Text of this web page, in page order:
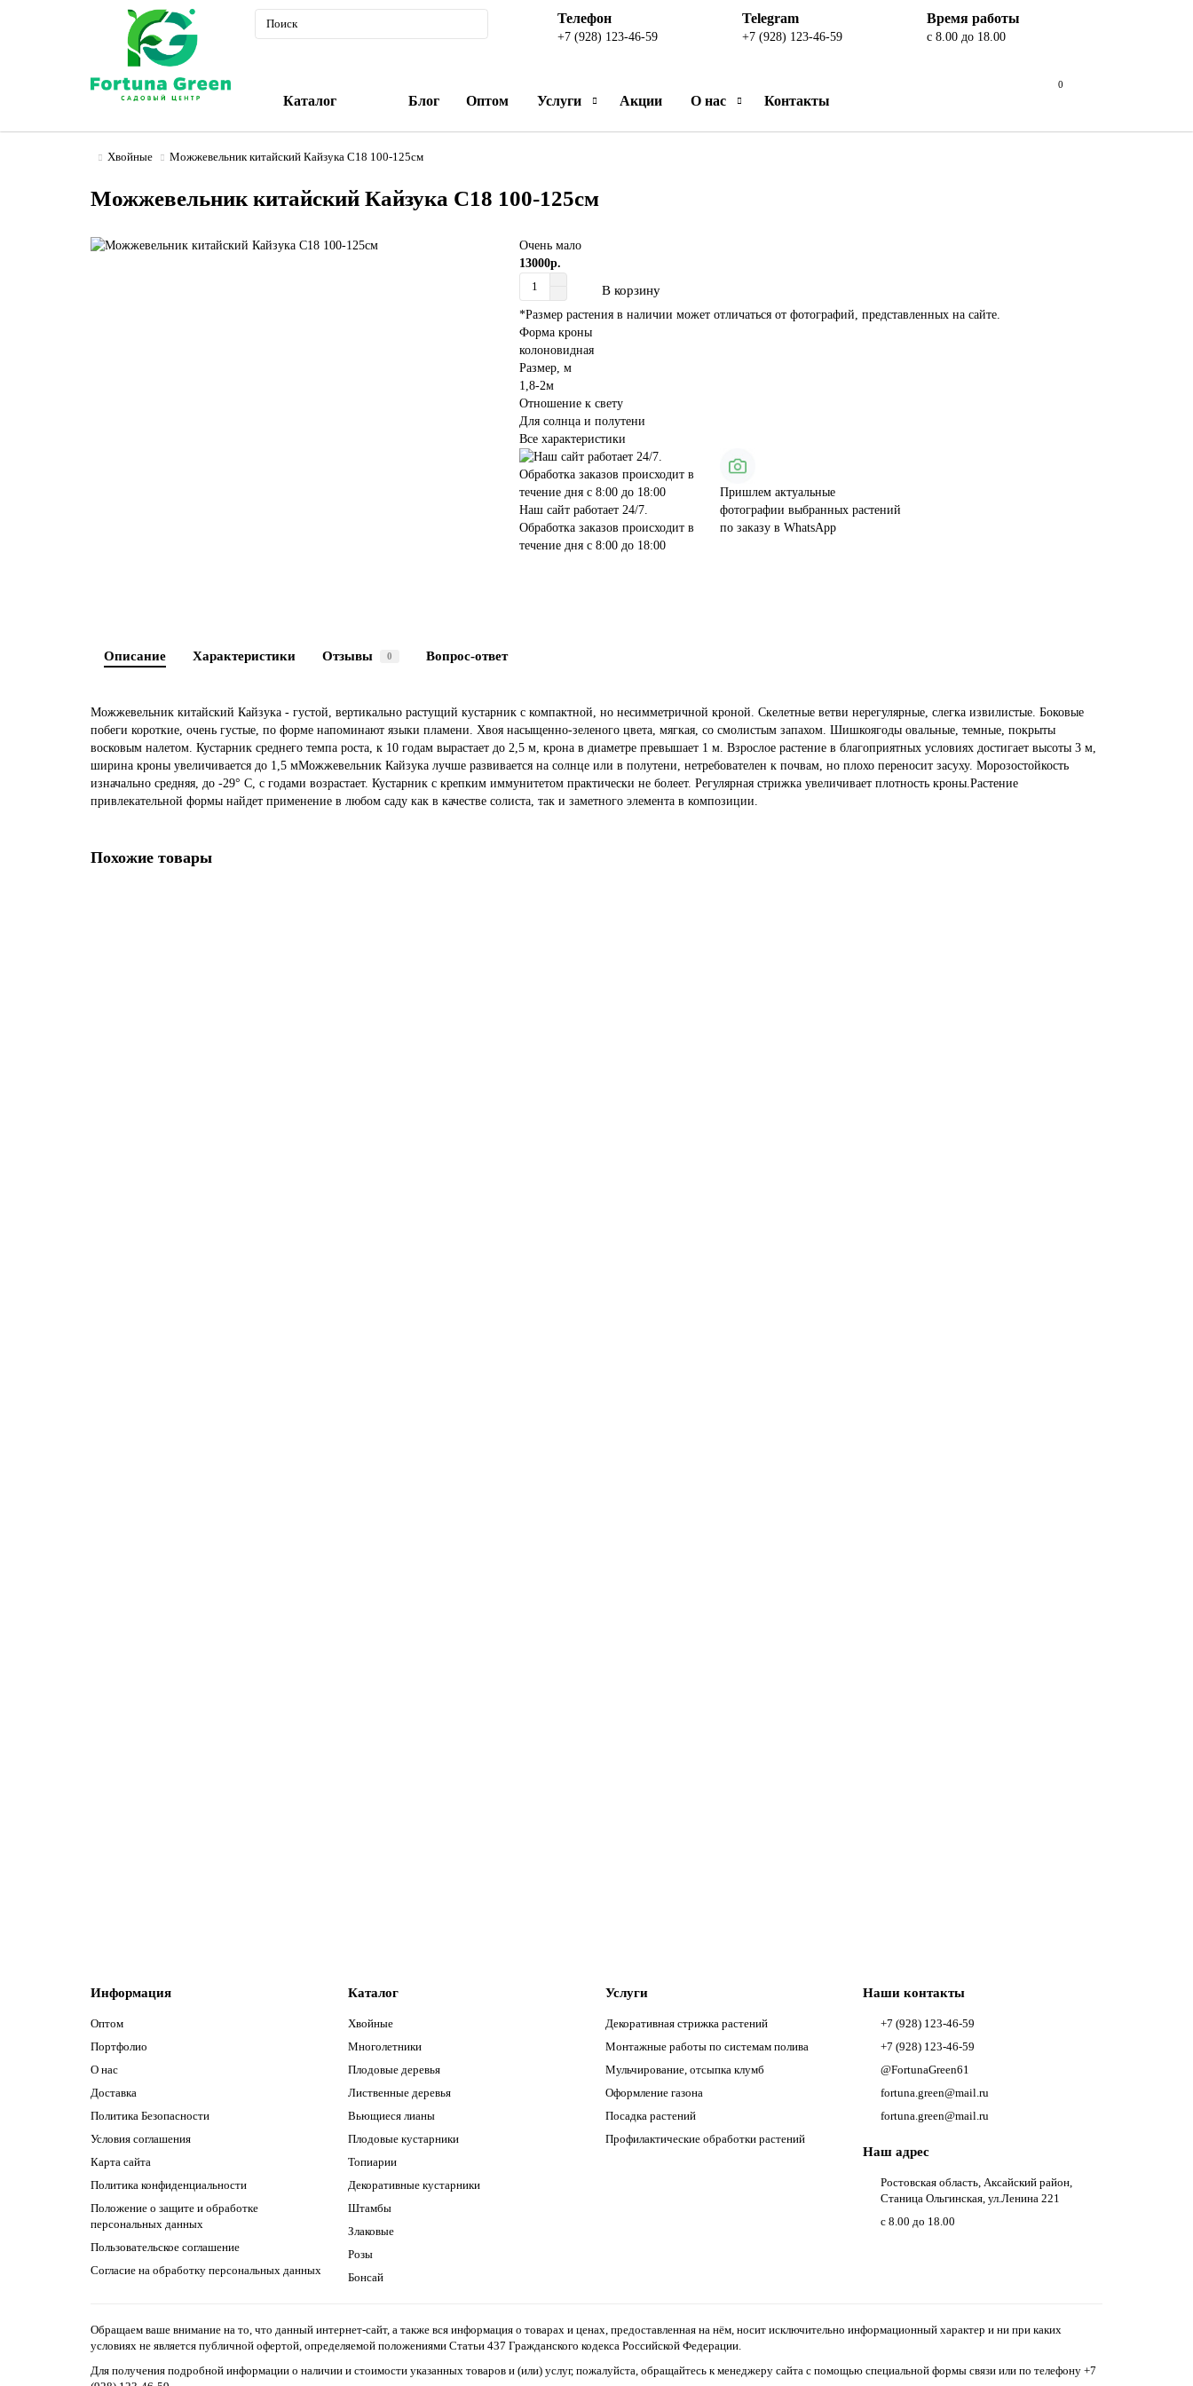
Телефон
+7 (928) 123-46-59
Telegram
+7 (928) 123-46-59
Время работы
с 8.00 до 18.00
Каталог Блог Оптом Услуги Акции О нас Контакты
0
Хвойные Можжевельник китайский Кайзука С18 100-125см
Можжевельник китайский Кайзука С18 100-125см
Очень мало
13000р.
В корзину
*Размер растения в наличии может отличаться от фотографий, представленных на сайте.
Форма кроны
колоновидная
Размер, м
1,8-2м
Отношение к свету
Для солнца и полутени
Все характеристики
Наш сайт работает 24/7.
Обработка заказов происходит в
течение дня с 8:00 до 18:00
Пришлем актуальные
фотографии выбранных растений
по заказу в WhatsApp
Описание Характеристики Отзывы 0 Вопрос-ответ
Можжевельник китайский Кайзука - густой, вертикально растущий кустарник с компактной, но несимметричной кроной. Скелетные ветви нерегулярные, слегка извилистые. Боковые
побеги короткие, очень густые, по форме напоминают языки пламени. Хвоя насыщенно-зеленого цвета, мягкая, со смолистым запахом. Шишкоягоды овальные, темные, покрыты
восковым налетом. Кустарник среднего темпа роста, к 10 годам вырастает до 2,5 м, крона в диаметре превышает 1 м. Взрослое растение в благоприятных условиях достигает высоты 3 м,
ширина кроны увеличивается до 1,5 мМожжевельник Кайзука лучше развивается на солнце или в полутени, нетребователен к почвам, но плохо переносит засуху. Морозостойкость
изначально средняя, до -29° С, с годами возрастает. Кустарник с крепким иммунитетом практически не болеет. Регулярная стрижка увеличивает плотность кроны.Растение
привлекательной формы найдет применение в любом саду как в качестве солиста, так и заметного элемента в композиции.
Похожие товары
Информация
Оптом
Портфолио
О нас
Доставка
Политика Безопасности
Условия соглашения
Карта сайта
Политика конфиденциальности
Положение о защите и обработке
персональных данных
Пользовательское соглашение
Согласие на обработку персональных данных
Каталог
Хвойные
Многолетники
Плодовые деревья
Лиственные деревья
Вьющиеся лианы
Плодовые кустарники
Топиарии
Декоративные кустарники
Штамбы
Злаковые
Розы
Бонсай
Услуги
Декоративная стрижка растений
Монтажные работы по системам полива
Мульчирование, отсыпка клумб
Оформление газона
Посадка растений
Профилактические обработки растений
Наши контакты
+7 (928) 123-46-59
+7 (928) 123-46-59
@FortunaGreen61
fortuna.green@mail.ru
fortuna.green@mail.ru
Наш адрес
Ростовская область, Аксайский район,
Станица Ольгинская, ул.Ленина 221
с 8.00 до 18.00
Обращаем ваше внимание на то, что данный интернет-сайт, а также вся информация о товарах и ценах, предоставленная на нём, носит исключительно информационный характер и ни при каких
условиях не является публичной офертой, определяемой положениями Статьи 437 Гражданского кодекса Российской Федерации.
Для получения подробной информации о наличии и стоимости указанных товаров и (или) услуг, пожалуйста, обращайтесь к менеджеру сайта с помощью специальной формы связи или по телефону +7